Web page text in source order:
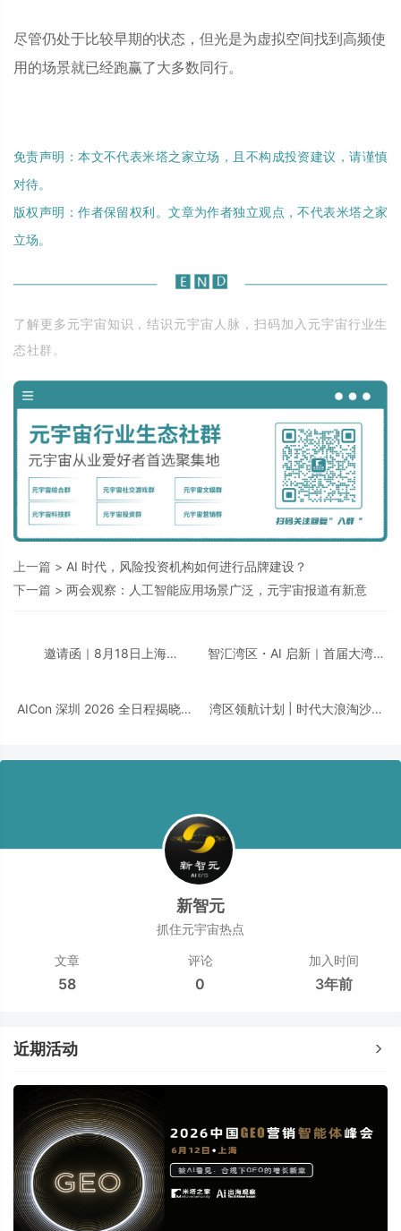
尽管仍处于比较早期的状态，但光是为虚拟空间找到高频使
用的场景就已经跑赢了大多数同行。
免责声明：本文不代表米塔之家立场，且不构成投资建议，请谨慎
对待。
版权声明：作者保留权利。文章为作者独立观点，不代表米塔之家
立场。
了解更多元宇宙知识，结识元宇宙人脉，扫码加入元宇宙行业生
态社群。
上一篇 > AI 时代，风险投资机构如何进行品牌建设？
下一篇 > 两会观察：人工智能应用场景广泛，元宇宙报道有新意
邀请函｜8月18日上海
智汇湾区・AI 启新｜首届大湾区
AICon 深圳 2026 全日程揭晓｜
湾区领航计划 | 时代大浪淘沙，
新智元
抓住元宇宙热点
文章
58
评论
0
加入时间
3年前
近期活动